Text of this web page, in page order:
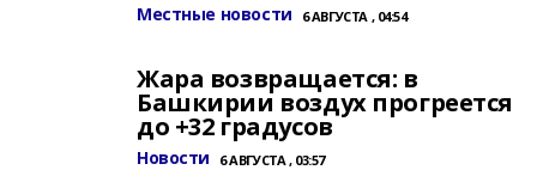
Местные новости 6 АВГУСТА , 04:54
Жара возвращается: в
Башкирии воздух прогреется
до +32 градусов
Новости 6 АВГУСТА , 03:57